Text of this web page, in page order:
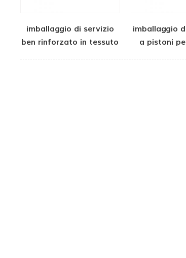
imballaggio di servizio
ben rinforzato in tessuto
imballaggio
a pistoni